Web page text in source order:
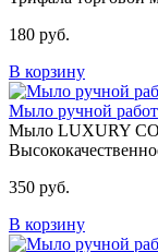
180 руб.
В корзину
Мыло ручной
Мыло LUXURY
350 руб.
В корзину